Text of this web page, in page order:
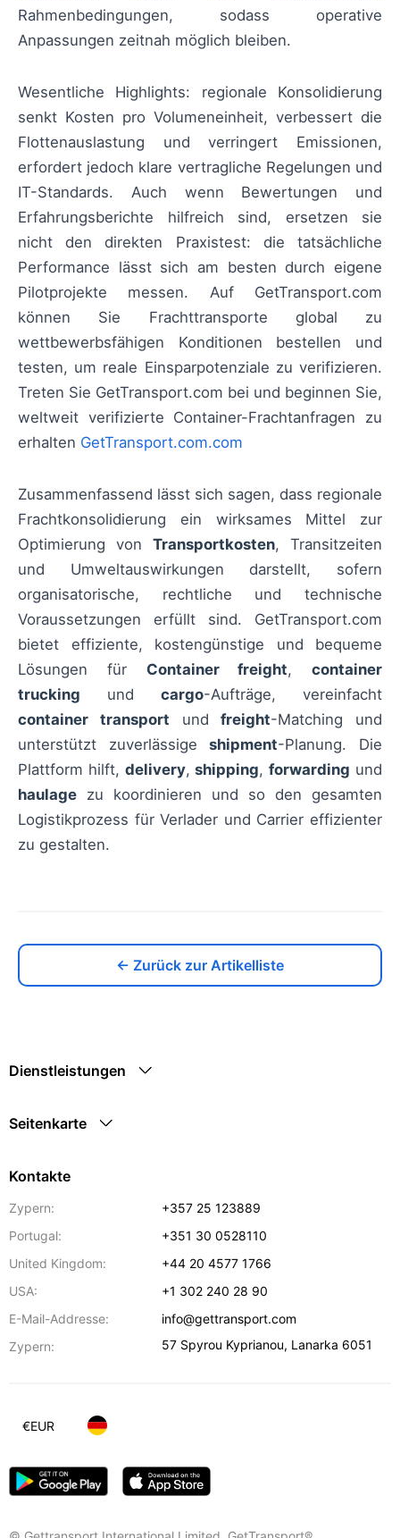
Rahmenbedingungen, sodass operative
Anpassungen zeitnah möglich bleiben.
Wesentliche Highlights: regionale Konsolidierung
senkt Kosten pro Volumeneinheit, verbessert die
Flottenauslastung und verringert Emissionen,
erfordert jedoch klare vertragliche Regelungen und
IT-Standards. Auch wenn Bewertungen und
Erfahrungsberichte hilfreich sind, ersetzen sie
nicht den direkten Praxistest: die tatsächliche
Performance lässt sich am besten durch eigene
Pilotprojekte messen. Auf GetTransport.com
können Sie Frachttransporte global zu
wettbewerbsfähigen Konditionen bestellen und
testen, um reale Einsparpotenziale zu verifizieren.
Treten Sie GetTransport.com bei und beginnen Sie,
weltweit verifizierte Container-Frachtanfragen zu
erhalten GetTransport.com.com
Zusammenfassend lässt sich sagen, dass regionale
Frachtkonsolidierung ein wirksames Mittel zur
Optimierung von Transportkosten, Transitzeiten
und Umweltauswirkungen darstellt, sofern
organisatorische, rechtliche und technische
Voraussetzungen erfüllt sind. GetTransport.com
bietet effiziente, kostengünstige und bequeme
Lösungen für Container freight, container
trucking und cargo-Aufträge, vereinfacht
container transport undfreight-Matching und
unterstützt zuverlässigeshipment-Planung. Die
Plattform hilft, delivery,shipping,forwarding und
haulage zu koordinieren und so den gesamten
Logistikprozess für Verlader und Carrier effizienter
zu gestalten.
← Zurück zur Artikelliste
Dienstleistungen
Seitenkarte
Kontakte
Zypern:
+357 25 123889
Portugal:
+351 30 0528110
United Kingdom:
+44 20 4577 1766
USA:
+1 302 240 28 90
E-Mail-Addresse:
info@gettransport.com
Zypern:
57 Spyrou Kyprianou, Lanarka 6051
€EUR